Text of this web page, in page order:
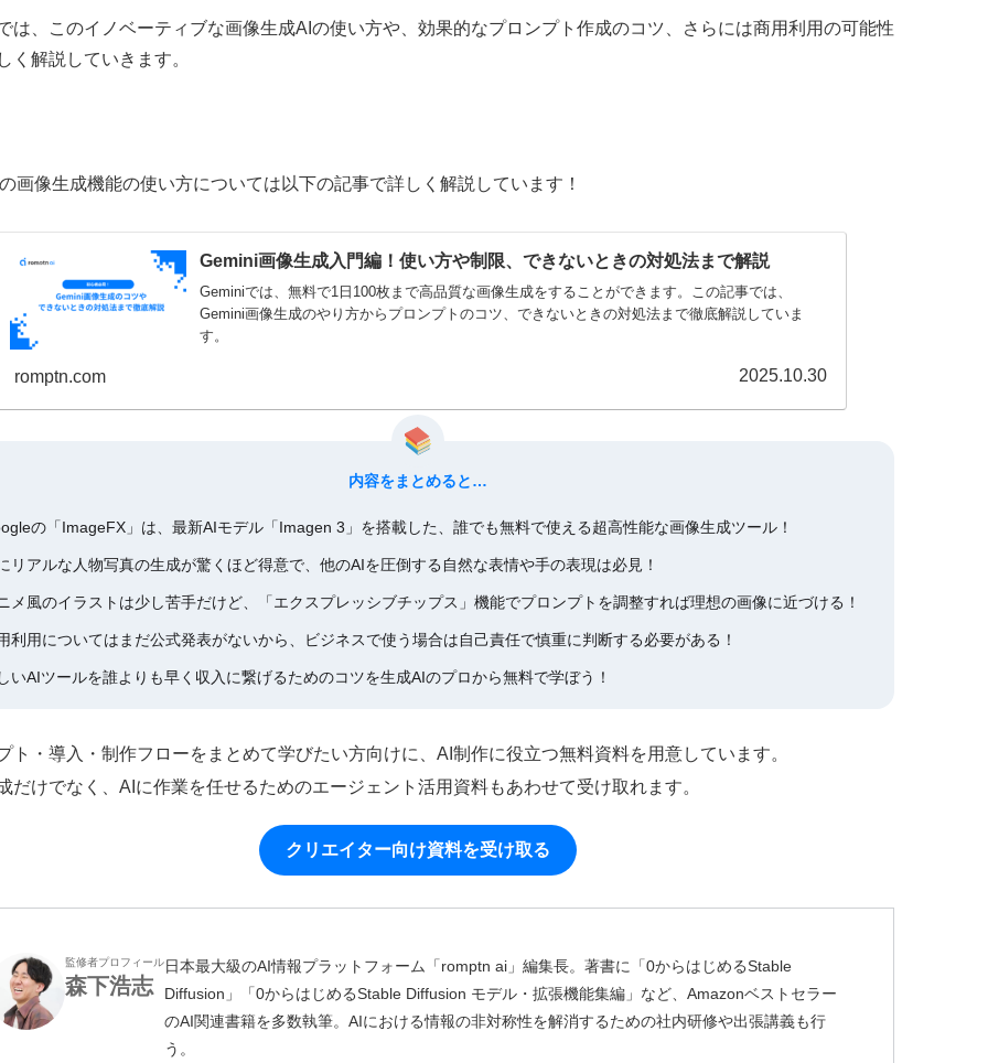
は、このイノベーティブな画像生成AIの使い方や、効果的なプロンプト作成のコツ、さらには商用利用の可能性
く解説していきます。
画像生成機能の使い方については以下の記事で詳しく解説しています！
Gemini画像生成入門編！使い方や制限、できないときの対処法まで解説
Geminiでは、無料で1日100枚まで高品質な画像生成をすることができます。この記事では、
Gemini画像生成のやり方からプロンプトのコツ、できないときの対処法まで徹底解説していま
す。
romptn.com 2025.10.30
内容をまとめると…
の「ImageFX」は、最新AIモデル「Imagen 3」を搭載した、誰でも無料で使える超高性能な画像生成ツール！
リアルな人物写真の生成が驚くほど得意で、他のAIを圧倒する自然な表情や手の表現は必見！
メ風のイラストは少し苦手だけど、「エクスプレッシブチップス」機能でプロンプトを調整すれば理想の画像に近づける！
利用についてはまだ公式発表がないから、ビジネスで使う場合は自己責任で慎重に判断する必要がある！
いAIツールを誰よりも早く収入に繋げるためのコツを生成AIのプロから無料で学ぼう！
ト・導入・制作フローをまとめて学びたい方向けに、AI制作に役立つ無料資料を用意しています。
だけでなく、AIに作業を任せるためのエージェント活用資料もあわせて受け取れます。
クリエイター向け資料を受け取る
監修者プロフィール
森下浩志
日本最大級のAI情報プラットフォーム「romptn ai」編集長。著書に「0からはじめるStable
Diffusion」「0からはじめるStable Diffusion モデル・拡張機能集編」など、Amazonベストセラー
のAI関連書籍を多数執筆。AIにおける情報の非対称性を解消するための社内研修や出張講義も行
う。